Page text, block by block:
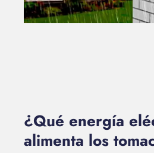
¿Qué energía
alimenta los